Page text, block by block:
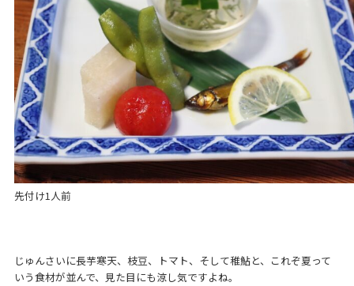
先付け1人前
じゅんさいに長芋寒天、枝豆、トマト、そして稚鮎と、これぞ夏って
いう食材が並んで、見た目にも涼し気ですよね。